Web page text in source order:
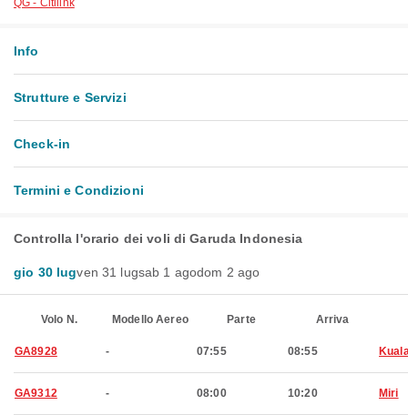
QG - Citilink
Info
Strutture e Servizi
Check-in
Termini e Condizioni
Controlla l'orario dei voli di Garuda Indonesia
gio 30 lugven 31 lugsab 1 agodom 2 ago
Volo N. Modello Aereo Parte Arriva
GA8928 - 07:55 08:55
GA9312 - 08:00 10:20 Miri